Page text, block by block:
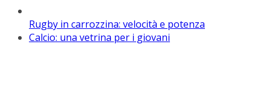
Rugby in carrozzina: velocità e potenza
Calcio: una vetrina per i giovani